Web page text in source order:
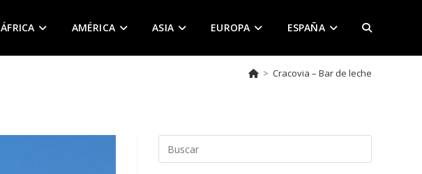
ÁFRICA AMÉRICA ASIA EUROPA ESPAÑA ALTERNAR
DE
> Cracovia – Bar de leche
Escape